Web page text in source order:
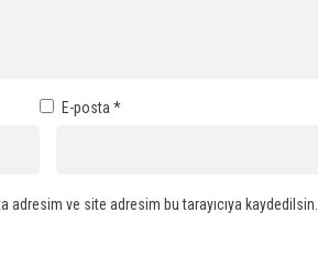
E-posta *
adresim ve site adresim bu tarayıcıya kaydedilsin.